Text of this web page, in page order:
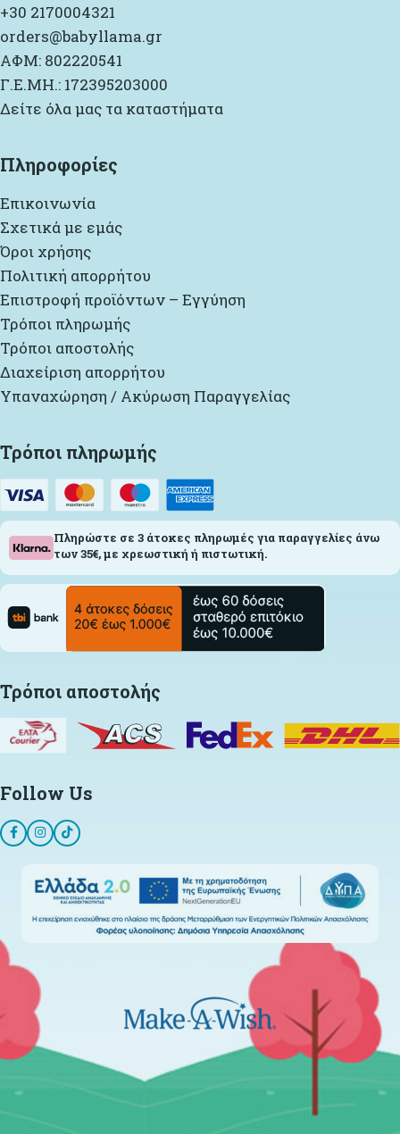
+30 2170004321
orders@babyllama.gr
ΑΦΜ: 802220541
Γ.Ε.ΜΗ.: 172395203000
Δείτε όλα μας τα καταστήματα
Πληροφορίες
Επικοινωνία
Σχετικά με εμάς
Όροι χρήσης
Πολιτική απορρήτου
Επιστροφή προϊόντων – Εγγύηση
Τρόποι πληρωμής
Τρόποι αποστολής
Διαχείριση απορρήτου
Υπαναχώρηση / Ακύρωση Παραγγελίας
Τρόποι πληρωμής
Πληρώστε σε 3 άτοκες πληρωμές για παραγγελίες άνω
των 35€, με χρεωστική ή πιστωτική.
Τρόποι αποστολής
Follow Us